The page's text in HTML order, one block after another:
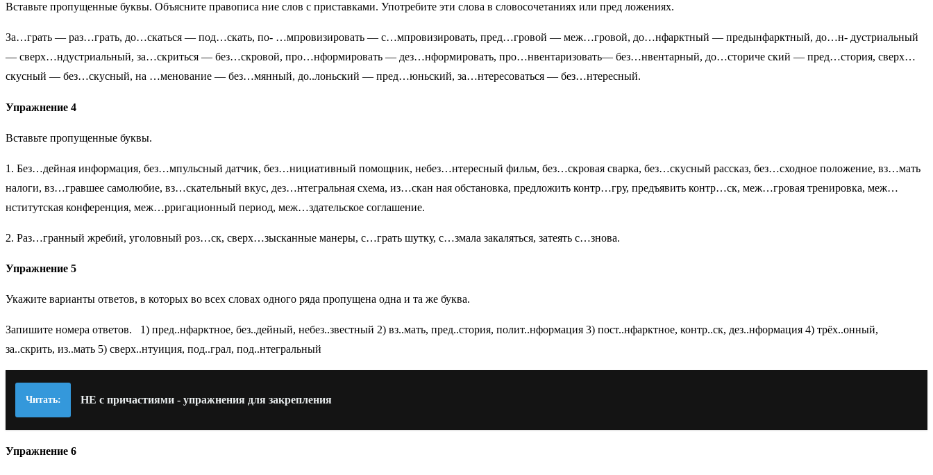
Вставьте пропущенные буквы. Объясните правописа ние слов с приставками. Употребите эти слова в словосочетаниях или пред ложениях.
За…грать — раз…грать, до…скаться — под…скать, по- …мпровизировать — с…мпровизировать, пред…гровой — меж…гровой, до…нфарктный — предынфарктный, до…н- дустриальный
— сверх…ндустриальный, за…скриться — без…скровой, про…нформировать — дез…нформировать, про…нвентаризовать— без…нвентарный, до…сториче ский — пред…стория, сверх…
скусный — без…скусный, на …менование — без…мянный, до..лоньский — пред…юньский, за…нтересоваться — без…нтересный.
Упражнение 4
Вставьте пропущенные буквы.
1. Без…дейная информация, без…мпульсный датчик, без…нициативный помощник, небез…нтересный фильм, без…скровая сварка, без…скусный рассказ, без…сходное положение, вз…мать
налоги, вз…гравшее самолюбие, вз…скательный вкус, дез…нтегральная схема, из…скан ная обстановка, предложить контр…гру, предъявить контр…ск, меж…гровая тренировка, меж…
нститутская конференция, меж…рригационный период, меж…здательское соглашение.
2. Раз…гранный жребий, уголовный роз…ск, сверх…зысканные манеры, с…грать шутку, с…змала закаляться, затеять с…знова.
Упражнение 5
Укажите варианты ответов, в которых во всех словах одного ряда пропущена одна и та же буква.
Запишите номера ответов. 1) пред..нфарктное, без..дейный, небез..звестный 2) вз..мать, пред..стория, полит..нформация 3) пост..нфарктное, контр..ск, дез..нформация 4) трёх..онный,
за..скрить, из..мать 5) сверх..нтуиция, под..грал, под..нтегральный
Читать: НЕ с причастиями - упражнения для закрепления
Упражнение 6